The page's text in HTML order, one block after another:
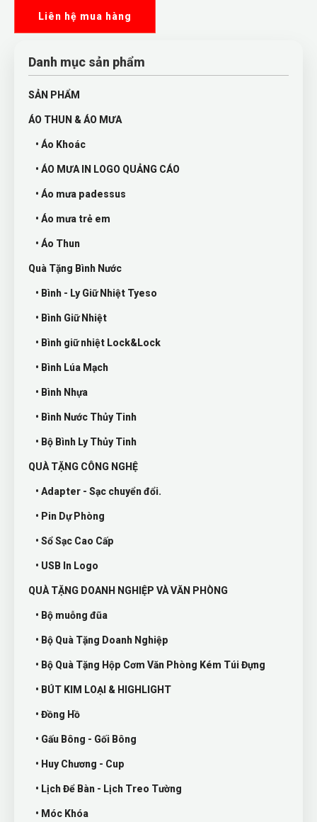
Liên hệ mua hàng
Danh mục sản phẩm
SẢN PHẨM
ÁO THUN & ÁO MƯA
• Áo Khoác
• ÁO MƯA IN LOGO QUẢNG CÁO
• Áo mưa padessus
• Áo mưa trẻ em
• Áo Thun
Quà Tặng Bình Nước
• Bình - Ly Giữ Nhiệt Tyeso
• Bình Giữ Nhiệt
• Bình giữ nhiệt Lock&Lock
• Bình Lúa Mạch
• Bình Nhựa
• Bình Nước Thủy Tinh
• Bộ Bình Ly Thủy Tinh
QUÀ TẶNG CÔNG NGHỆ
• Adapter - Sạc chuyển đổi.
• Pin Dự Phòng
• Sổ Sạc Cao Cấp
• USB In Logo
QUÀ TẶNG DOANH NGHIỆP VÀ VĂN PHÒNG
• Bộ muỗng đũa
• Bộ Quà Tặng Doanh Nghiệp
• Bộ Quà Tặng Hộp Cơm Văn Phòng Kém Túi Đựng
• BÚT KIM LOẠI & HIGHLIGHT
• Đồng Hồ
• Gấu Bông - Gối Bông
• Huy Chương - Cup
• Lịch Để Bàn - Lịch Treo Tường
• Móc Khóa